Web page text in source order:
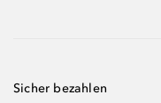
Sicher bezahlen